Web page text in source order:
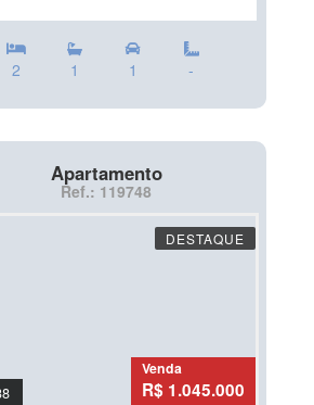
2 1 1 -
Apartamento
Ref.: 119748
DESTAQUE
Venda
R$ 1.045.000